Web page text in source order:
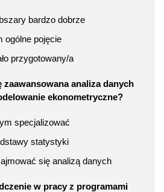
bardzo dobrze
ogólne pojęcie
przygotowany/a
zaawansowana analiza danych
ekonometryczne?
specjalizować
statystyki
się analizą danych
w pracy z programami